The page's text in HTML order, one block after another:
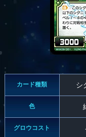
カード種類 シ
色
グロウコスト